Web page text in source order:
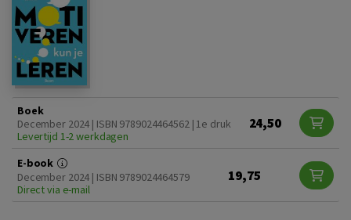
Boek
December 2024 | ISBN 9789024464562 | 1e druk
Levertijd 1-2 werkdagen
24,50
E-book
December 2024 | ISBN 9789024464579
Direct via e-mail
19,75